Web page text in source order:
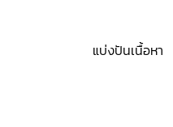
แบ่งปันเนื้อหา